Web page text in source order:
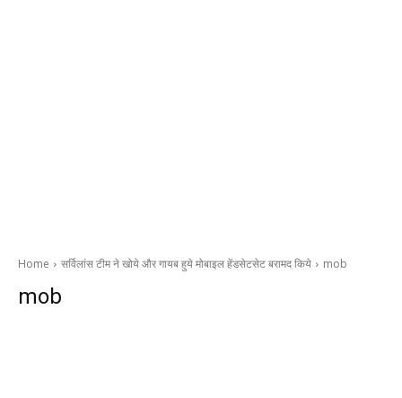
Home सर्विलांस टीम ने खोये और गायब हुये मोबाइल हेंडसेटसेट बरामद किये mob
mob